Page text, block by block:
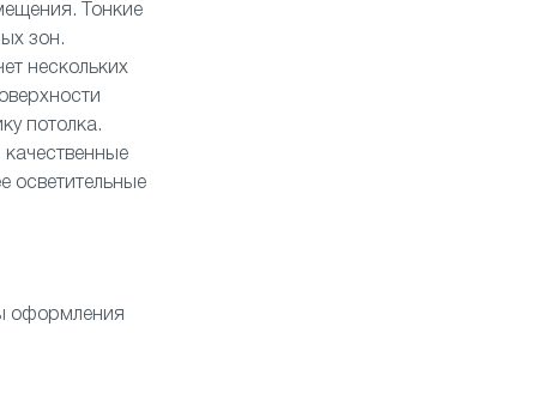
Тонкие
зон.
нескольких
потолка.
осветительные
оформления